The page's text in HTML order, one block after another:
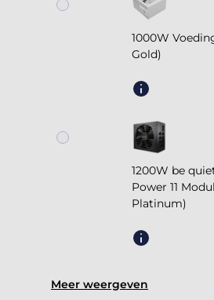
1000W
Gold)
1200W be
Power 11
Platinum)
Meer weergeven